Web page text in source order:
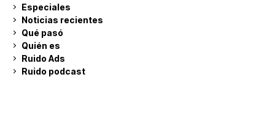
Especiales
Noticias recientes
Qué pasó
Quién es
Ruido Ads
Ruido podcast